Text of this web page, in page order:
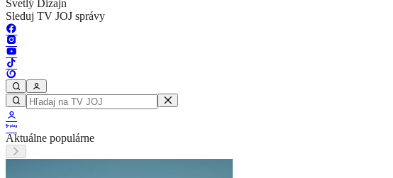
Svetlý Dizajn
Sleduj TV JOJ správy
Aktuálne populárne